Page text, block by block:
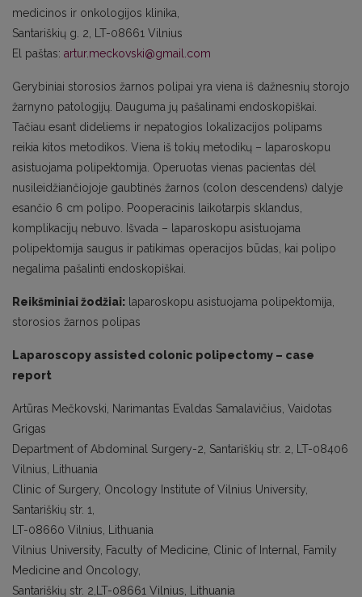
medicinos ir onkologijos klinika,
Santariškių g. 2, LT-08661 Vilnius
El paštas: artur.meckovski@gmail.com
Gerybiniai storosios žarnos polipai yra viena iš dažnesnių storojo
žarnyno patologijų. Dauguma jų pašalinami endoskopiškai.
Tačiau esant dideliems ir nepatogios lokalizacijos polipams
reikia kitos metodikos. Viena iš tokių metodikų – laparoskopu
asistuojama polipektomija. Operuotas vienas pacientas dėl
nusileidžiančiojoje gaubtinės žarnos (colon descendens) dalyje
esančio 6 cm polipo. Pooperacinis laikotarpis sklandus,
komplikacijų nebuvo. Išvada – laparoskopu asistuojama
polipektomija saugus ir patikimas operacijos būdas, kai polipo
negalima pašalinti endoskopiškai.
Reikšminiai žodžiai: laparoskopu asistuojama polipektomija,
storosios žarnos polipas
Laparoscopy assisted colonic polipectomy – case
report
Artūras Mečkovski, Narimantas Evaldas Samalavičius, Vaidotas
Grigas
Department of Abdominal Surgery-2, Santariškių str. 2, LT-08406
Vilnius, Lithuania
Clinic of Surgery, Oncology Institute of Vilnius University,
Santariškių str. 1,
LT-08660 Vilnius, Lithuania
Vilnius University, Faculty of Medicine, Clinic of Internal, Family
Medicine and Oncology,
Santariškių str. 2,LT-08661 Vilnius, Lithuania